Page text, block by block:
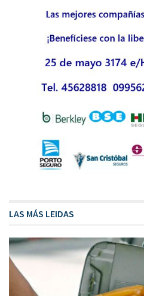
LAS MÁS LEIDAS